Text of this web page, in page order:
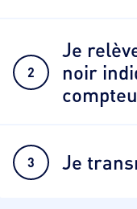
2
Je
noir
3 Je